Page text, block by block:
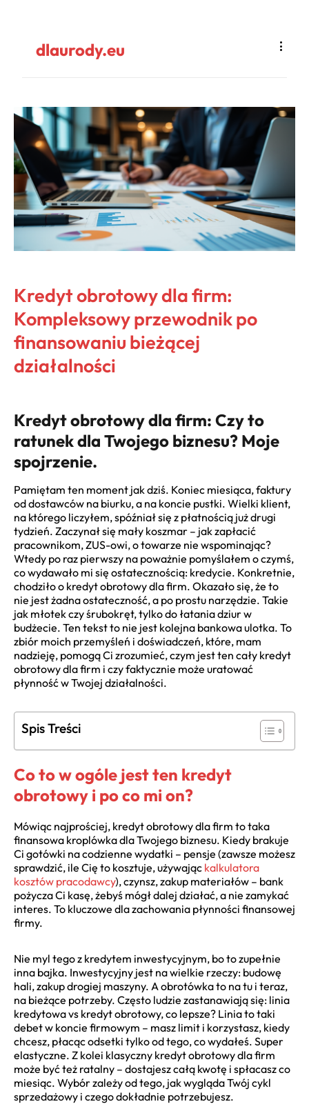
dlaurody.eu
Kredyt obrotowy dla firm:
Kompleksowy przewodnik po
finansowaniu bieżącej
działalności
Kredyt obrotowy dla firm: Czy to
ratunek dla Twojego biznesu? Moje
spojrzenie.
Pamiętam ten moment jak dziś. Koniec miesiąca, faktury
od dostawców na biurku, a na koncie pustki. Wielki klient,
na którego liczyłem, spóźniał się z płatnością już drugi
tydzień. Zaczynał się mały koszmar – jak zapłacić
pracownikom, ZUS-owi, o towarze nie wspominając?
Wtedy po raz pierwszy na poważnie pomyślałem o czymś,
co wydawało mi się ostatecznością: kredycie. Konkretnie,
chodziło o kredyt obrotowy dla firm. Okazało się, że to
nie jest żadna ostateczność, a po prostu narzędzie. Takie
jak młotek czy śrubokręt, tylko do łatania dziur w
budżecie. Ten tekst to nie jest kolejna bankowa ulotka. To
zbiór moich przemyśleń i doświadczeń, które, mam
nadzieję, pomogą Ci zrozumieć, czym jest ten cały kredyt
obrotowy dla firm i czy faktycznie może uratować
płynność w Twojej działalności.
Spis Treści
Co to w ogóle jest ten kredyt
obrotowy i po co mi on?
Mówiąc najprościej, kredyt obrotowy dla firm to taka
finansowa kroplówka dla Twojego biznesu. Kiedy brakuje
Ci gotówki na codzienne wydatki – pensje (zawsze możesz
sprawdzić, ile Cię to kosztuje, używając kalkulatora
kosztów pracodawcy), czynsz, zakup materiałów – bank
pożycza Ci kasę, żebyś mógł dalej działać, a nie zamykać
interes. To kluczowe dla zachowania płynności finansowej
firmy.
Nie myl tego z kredytem inwestycyjnym, bo to zupełnie
inna bajka. Inwestycyjny jest na wielkie rzeczy: budowę
hali, zakup drogiej maszyny. A obrotówka to na tu i teraz,
na bieżące potrzeby. Często ludzie zastanawiają się: linia
kredytowa vs kredyt obrotowy, co lepsze? Linia to taki
debet w koncie firmowym – masz limit i korzystasz, kiedy
chcesz, płacąc odsetki tylko od tego, co wydałeś. Super
elastyczne. Z kolei klasyczny kredyt obrotowy dla firm
może być też ratalny – dostajesz całą kwotę i spłacasz co
miesiąc. Wybór zależy od tego, jak wygląda Twój cykl
sprzedażowy i czego dokładnie potrzebujesz.